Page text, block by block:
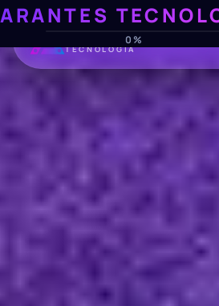
ARANTES
0%
ARANTES
TECNOLOGIA